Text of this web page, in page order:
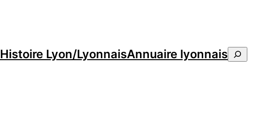
Histoire Lyon/LyonnaisAnnuaire lyonnais